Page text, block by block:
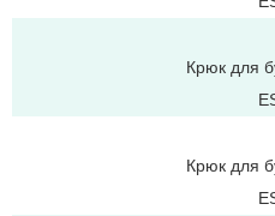
Крюк для
Крюк для